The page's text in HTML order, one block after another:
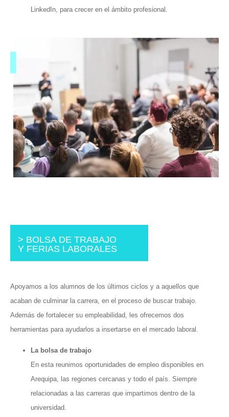
LinkedIn, para crecer en el ámbito profesional.
> BOLSA DE TRABAJO
Y FERIAS LABORALES
Apoyamos a los alumnos de los últimos ciclos y a aquellos que
acaban de culminar la carrera, en el proceso de buscar trabajo.
Además de fortalecer su empleabilidad, les ofrecemos dos
herramientas para ayudarlos a insertarse en el mercado laboral.
La bolsa de trabajo
En esta reunimos oportunidades de empleo disponibles en
Arequipa, las regiones cercanas y todo el país. Siempre
relacionadas a las carreras que impartimos dentro de la
universidad.